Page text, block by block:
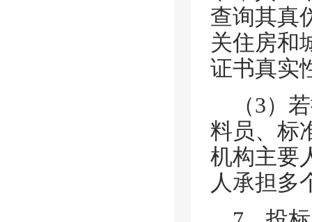
查询其真
关住房和
证书真实
（3）
料员、标
机构主要
人承担多